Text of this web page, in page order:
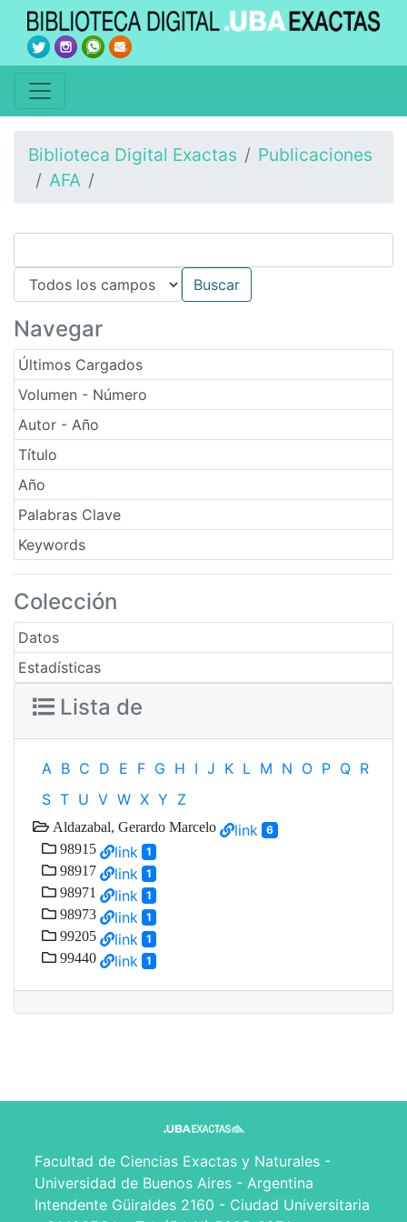
Biblioteca Digital Exactas
Publicaciones
AFA
Navegar
Últimos Cargados
Volumen - Número
Autor - Año
Título
Año
Palabras Clave
Keywords
Colección
Datos
Estadísticas
Lista de
A B C D E F G H I J K L M N O P Q R
S T U V W X Y Z
Aldazabal, Gerardo Marcelo link 6
98915 link 1
98917 link 1
98971 link 1
98973 link 1
99205 link 1
99440 link 1
Facultad de Ciencias Exactas y Naturales -
Universidad de Buenos Aires - Argentina
Intendente Güiraldes 2160 - Ciudad Universitaria